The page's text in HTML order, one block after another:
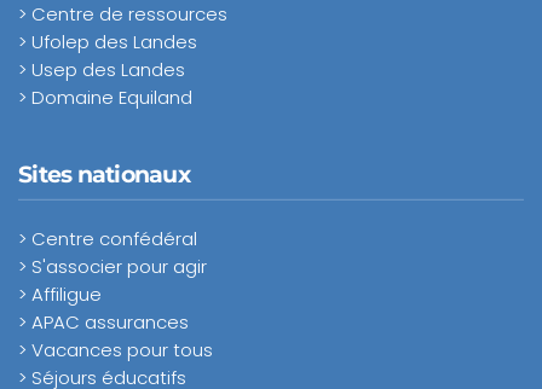
> Centre de ressources
> Ufolep des Landes
> Usep des Landes
> Domaine Equiland
Sites nationaux
> Centre confédéral
> S'associer pour agir
> Affiligue
> APAC assurances
> Vacances pour tous
> Séjours éducatifs